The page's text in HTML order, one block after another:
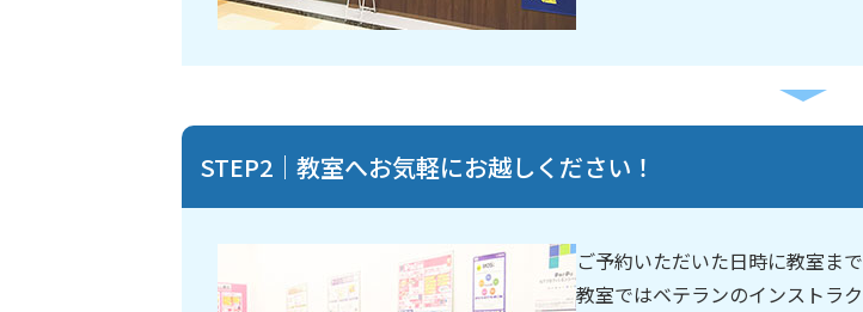
STEP2｜教室へお気軽にお越しください！
ご予約いただいた日時に教室ま
教室ではベテランのインストラク